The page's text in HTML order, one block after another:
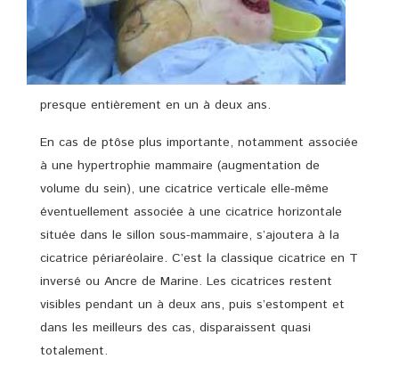
presque entièrement en un à deux ans.
En cas de ptôse plus importante, notamment associée
à une hypertrophie mammaire (augmentation de
volume du sein), une cicatrice verticale elle-même
éventuellement associée à une cicatrice horizontale
située dans le sillon sous-mammaire, s’ajoutera à la
cicatrice périaréolaire. C’est la classique cicatrice en T
inversé ou Ancre de Marine. Les cicatrices restent
visibles pendant un à deux ans, puis s’estompent et
dans les meilleurs des cas, disparaissent quasi
totalement.